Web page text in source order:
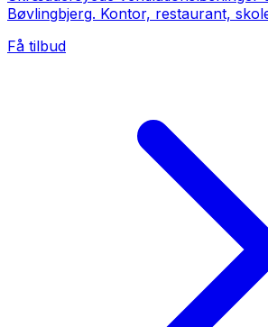
Bøvlingbjerg. Kontor, restaurant,
Få tilbud